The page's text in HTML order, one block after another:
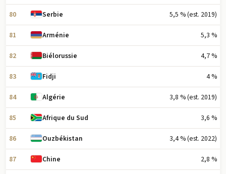
80 Serbie 5,5 % (est. 2019)
81 Arménie 5,3 %
82 Biélorussie 4,7 %
83 Fidji 4 %
84 Algérie 3,8 % (est. 2019)
85 Afrique du Sud 3,6 %
86 Ouzbékistan 3,4 % (est. 2022)
87 Chine 2,8 %